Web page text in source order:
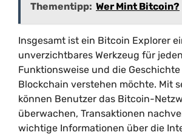
Thementipp: Wer Mint Bitcoin?
Insgesamt ist ein Bitcoin Explorer
unverzichtbares Werkzeug für
Funktionsweise und die
Blockchain verstehen möchte. Mit
können Benutzer das Bitcoin-
überwachen, Transaktionen
wichtige Informationen über die